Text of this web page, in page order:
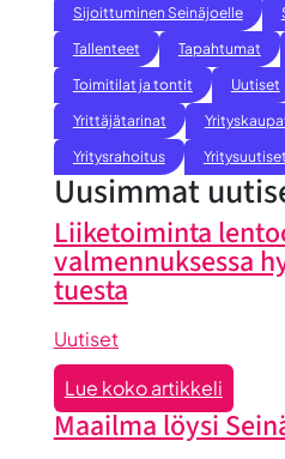
Sijoittuminen Seinäjoelle
Tallenteet
Tapahtumat
Toimitilat ja tontit
Uutiset
Yrittäjätarinat
Yritysrahoitus
Yritysuutiset
Uusimmat
Liiketoiminta
valmennuksessa
tuesta
Uutiset
Lue koko artikkeli:
Maailma löysi